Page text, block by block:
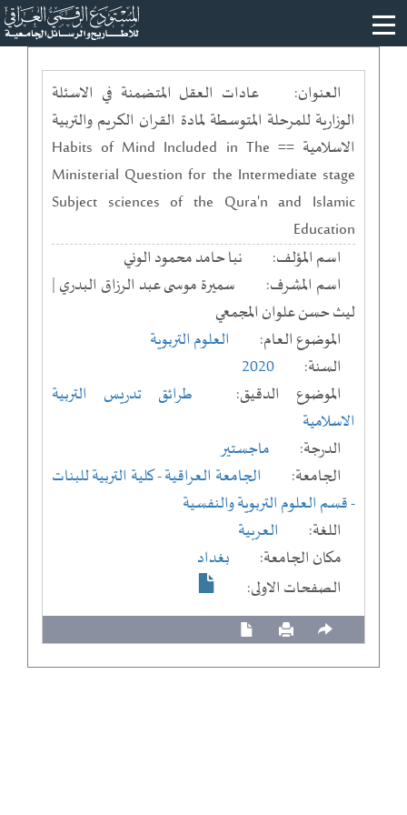
العنوان:
عادات العقل المتضمنة في الاسئلة
الوزارية للمرحلة المتوسطة لمادة القران الكريم والتربية
الاسلامية == Habits of Mind Included in The
Ministerial Question for the Intermediate stage
Subject sciences of the Qura'n and Islamic
Education
اسم المؤلف:
نبا حامد محمود الوني
اسم المشرف:
سميرة موسى عبد الرزاق البدري |
ليث حسن علوان المجمعي
الموضوع العام:
العلوم التربوية
السنة:
2020
الموضوع الدقيق:
طرائق تدريس التربية
الاسلامية
الدرجة:
ماجستير
الجامعة:
الجامعة العراقية- كلية التربية للبنات
- قسم العلوم التربوية والنفسية
اللغة:
العربية
مكان الجامعة:
بغداد
الصفحات الاولى: